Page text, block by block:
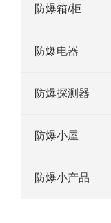
防爆箱/柜
防爆电器
防爆探测器
防爆小屋
防爆小产品